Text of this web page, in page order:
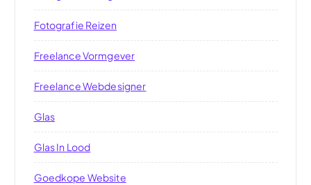
Fotografie Reizen
Freelance Vormgever
Freelance Webdesigner
Glas
Glas In Lood
Goedkope Website